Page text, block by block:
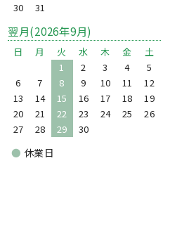
30
31
翌月(2026年9月)
日 月 火 水 木 金
土
1
2 3 4
5
6
7 8 9 10 11
12
13
14 15 16 17 18
19
20
21 22 23 24 25
26
27
28 29 30
● 休業日